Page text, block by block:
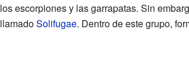
los escorpiones y las garrapatas. Sin
llamadoSolifugae. Dentro de este grupo,